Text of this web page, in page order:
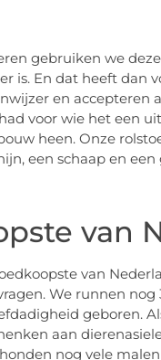
gebruiken we
is. En dat heeft dan
en accepteren
voor wie het een
heen. Onze
een schaap en een
van
van
We runnen
geboren.
aan
nog vele